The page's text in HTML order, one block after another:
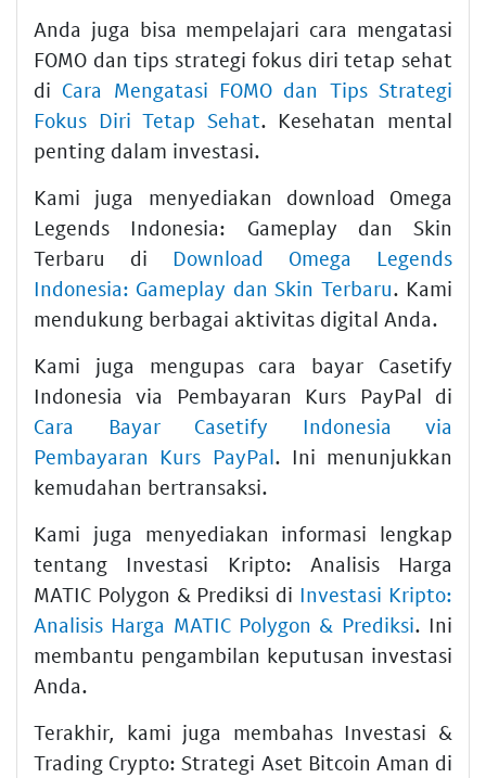
Anda juga bisa mempelajari cara mengatasi
FOMO dan tips strategi fokus diri tetap sehat
di Cara Mengatasi FOMO dan Tips Strategi
Fokus Diri Tetap Sehat. Kesehatan mental
penting dalam investasi.
Kami juga menyediakan download Omega
Legends Indonesia: Gameplay dan Skin
Terbaru di Download Omega Legends
Indonesia: Gameplay dan Skin Terbaru. Kami
mendukung berbagai aktivitas digital Anda.
Kami juga mengupas cara bayar Casetify
Indonesia via Pembayaran Kurs PayPal di
Cara Bayar Casetify Indonesia via
Pembayaran Kurs PayPal. Ini menunjukkan
kemudahan bertransaksi.
Kami juga menyediakan informasi lengkap
tentang Investasi Kripto: Analisis Harga
MATIC Polygon & Prediksi di Investasi Kripto:
Analisis Harga MATIC Polygon & Prediksi. Ini
membantu pengambilan keputusan investasi
Anda.
Terakhir, kami juga membahas Investasi &
Trading Crypto: Strategi Aset Bitcoin Aman di